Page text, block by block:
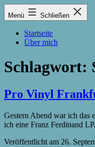
Zum
Inhalt
Lukas
Zintel-
Menü Schließen
Startseite
Über mich
Schlagwort:
Pro Vinyl
Gestern Abend war ich das
ich eine Franz Ferdinand LP.
Veröffentlicht am 26.